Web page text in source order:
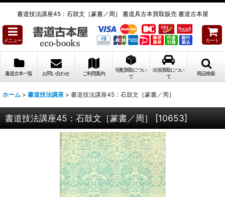
書道技法講座45：石鼓文［篆書／周］ 書道具古本買取販売 書道古本屋
メニュー カート
書道古本一覧 お問い合わせ ご利用案内
宅配買取につい
て
出張買取につい
て
商品検索
ホーム > 書道技法講座 > 書道技法講座45：石鼓文［篆書／周］
書道技法講座45：石鼓文［篆書／周］ [10653]